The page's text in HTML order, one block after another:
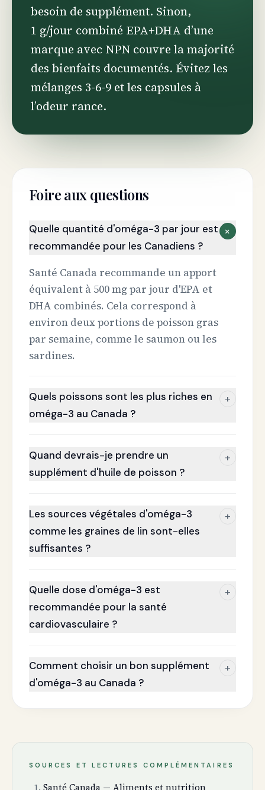
besoin de supplément. Sinon,
1 g/jour combiné EPA+DHA d’une
marque avec NPN couvre la majorité
des bienfaits documentés. Évitez les
mélanges 3-6-9 et les capsules à
l’odeur rance.
Foire aux questions
Quelle quantité d'oméga-3 par jour est
recommandée pour les Canadiens ?
+
Santé Canada recommande un apport
équivalent à 500 mg par jour d'EPA et
DHA combinés. Cela correspond à
environ deux portions de poisson gras
par semaine, comme le saumon ou les
sardines.
Quels poissons sont les plus riches en
oméga-3 au Canada ?
+
Quand devrais-je prendre un
supplément d'huile de poisson ?
+
Les sources végétales d'oméga-3
comme les graines de lin sont-elles
suffisantes ?
+
Quelle dose d'oméga-3 est
recommandée pour la santé
cardiovasculaire ?
+
Comment choisir un bon supplément
d'oméga-3 au Canada ?
+
SOURCES ET LECTURES COMPLÉMENTAIRES
Santé Canada — Aliments et nutrition